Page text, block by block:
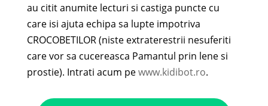
au citit anumite lecturi si castiga puncte cu
care isi ajuta echipa sa lupte impotriva
CROCOBETILOR (niste extraterestrii nesuferiti
care vor sa cucereasca Pamantul prin lene si
prostie). Intrati acum pewww.kidibot.ro.